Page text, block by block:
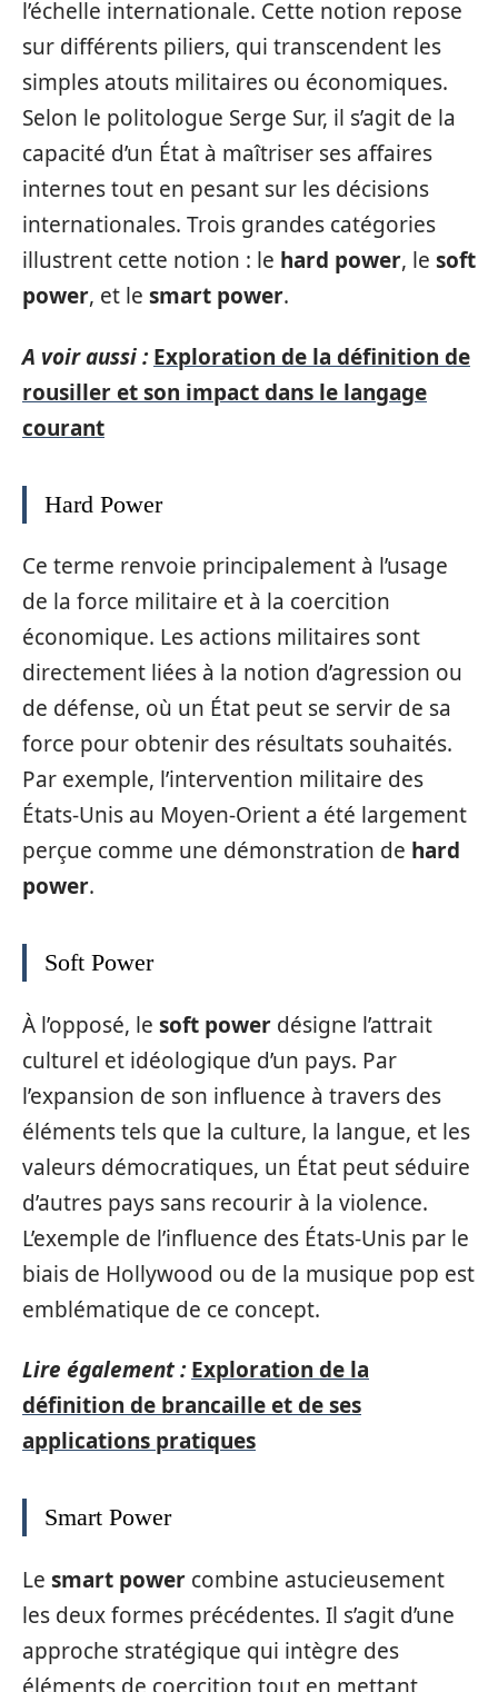
l’échelle internationale. Cette notion repose
sur différents piliers, qui transcendent les
simples atouts militaires ou économiques.
Selon le politologue Serge Sur, il s’agit de la
capacité d’un État à maîtriser ses affaires
internes tout en pesant sur les décisions
internationales. Trois grandes catégories
illustrent cette notion : le hard power, le soft
power, et le smart power.
A voir aussi : Exploration de la définition de
rousiller et son impact dans le langage
courant
Hard Power
Ce terme renvoie principalement à l’usage
de la force militaire et à la coercition
économique. Les actions militaires sont
directement liées à la notion d’agression ou
de défense, où un État peut se servir de sa
force pour obtenir des résultats souhaités.
Par exemple, l’intervention militaire des
États-Unis au Moyen-Orient a été largement
perçue comme une démonstration de hard
power.
Soft Power
À l’opposé, le soft power désigne l’attrait
culturel et idéologique d’un pays. Par
l’expansion de son influence à travers des
éléments tels que la culture, la langue, et les
valeurs démocratiques, un État peut séduire
d’autres pays sans recourir à la violence.
L’exemple de l’influence des États-Unis par le
biais de Hollywood ou de la musique pop est
emblématique de ce concept.
Lire également : Exploration de la
définition de brancaille et de ses
applications pratiques
Smart Power
Le smart power combine astucieusement
les deux formes précédentes. Il s’agit d’une
approche stratégique qui intègre des